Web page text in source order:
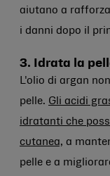
aiutano a
i danni dopo il
3. Idrata la
L'olio di argan
pelle. Gli acidi
idratanti che
cutanea, a
pelle e a